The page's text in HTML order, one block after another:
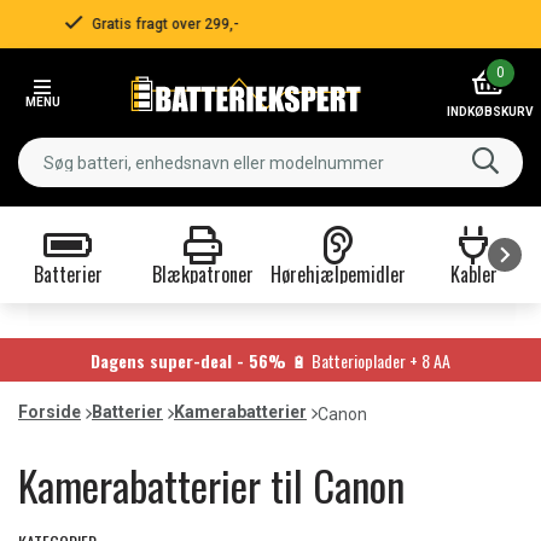
Hurtig levering!
MENU
0
INDKØBSKURV
Batterier Blækpatroner Hørehjælpemidler Kabler
9
Dagens super-deal - 56% 🔋 Batterioplader + 8 AA
Forside Batterier Kamerabatterier Canon
Kamerabatterier til Canon